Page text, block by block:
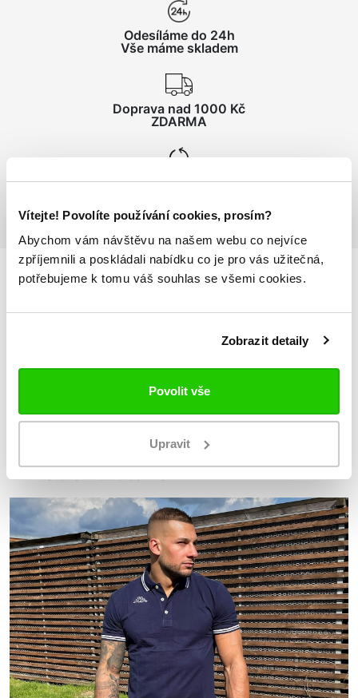
Vítejte! Povolíte používání cookies, prosím?
Abychom vám návštěvu na našem webu co nejvíce
zpříjemnili a poskládali nabídku co je pro vás užitečná,
potřebujeme k tomu váš souhlas se všemi cookies.
Zobrazit detaily
Povolit vše
Upravit
Odesíláme do 24h
Vše máme skladem
Doprava nad 1000 Kč
ZDARMA
Vrácení zboží
zapínání na tři knoflíky
dva pruhy na límečku a koncích rukávů
výšivka s Logem KAPPA
materiál: 100% bavlna